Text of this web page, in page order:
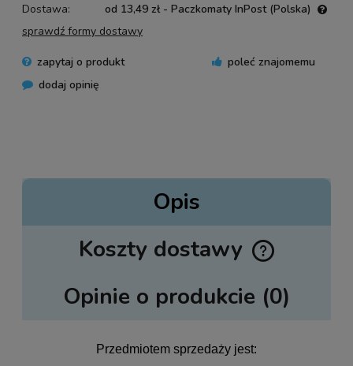
Dostawa:
od 13,49 zł - Paczkomaty InPost (Polska)
sprawdź formy dostawy
zapytaj o produkt
poleć znajomemu
dodaj opinię
Opis
Koszty dostawy
Cena nie zawiera ewentualnych kosztów płatności
Opinie o produkcie (0)
Przedmiotem sprzedaży jest: